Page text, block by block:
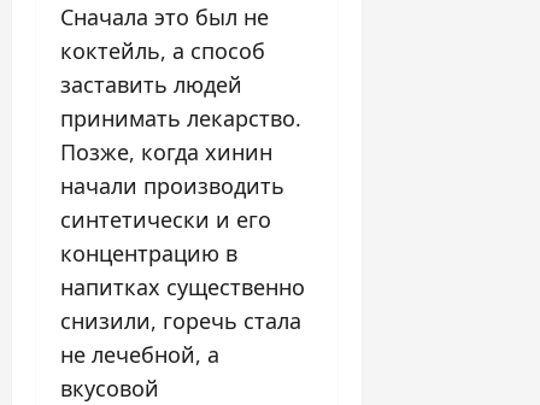
Сначала это был не
коктейль, а способ
заставить людей
принимать лекарство.
Позже, когда хинин
начали производить
синтетически и его
концентрацию в
напитках существенно
снизили, горечь стала
не лечебной, а
вкусовой